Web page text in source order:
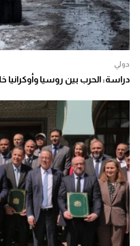
دولي
دراسة: الحرب بين روسيا